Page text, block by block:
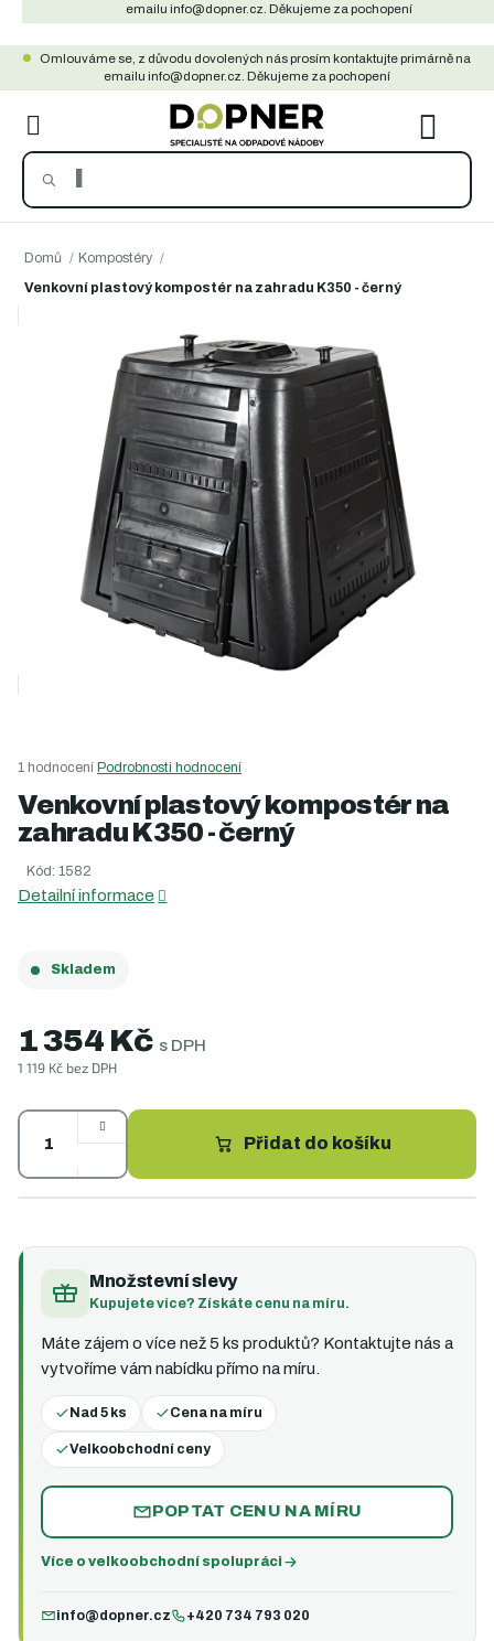
obsah
emailu info@dopner.cz. Děkujeme za pochopení
Omlouváme se, z důvodu dovolených nás prosím kontaktujte primárně na
emailu info@dopner.cz. Děkujeme za pochopení
KOŠÍK
Domů / Kompostéry /
Venkovní plastový kompostér na zahradu K350 - černý
Průměrné
produktu
je
5
1 hodnocení Podrobnosti hodnocení
Venkovní plastový kompostér na
zahradu K350 - černý
Kód: 1582
Detailní informace
1 354 Kč s DPH
1 119 Kč bez DPH
cena:
Skladem
Přidat do košíku
Množstevní slevy
Kupujete více? Získáte cenu na míru.
Máte zájem o více než 5 ks produktů? Kontaktujte nás a
vytvoříme vám nabídku přímo na míru.
Nad 5 ks Cena na míru
Velkoobchodní ceny
POPTAT CENU NA MÍRU
Více o velkoobchodní spolupráci
info@dopner.cz +420 734 793 020